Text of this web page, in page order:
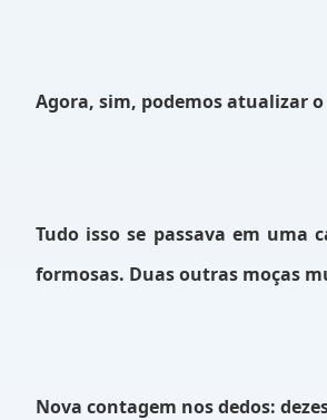
Agora, sim, podemos atualizar
Tudo isso se passava em uma
formosas. Duas outras moças
Nova contagem nos dedos: